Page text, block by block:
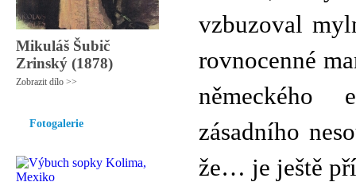
Mikuláš Šubič
Zrinský (1878)
Zobrazit dílo >>
Fotogalerie
vzbuzoval
rovnocenné
německého
zásadního
že… je ještě